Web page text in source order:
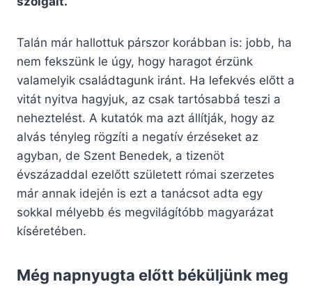
Talán már hallottuk párszor korábban is: jobb, ha
nem fekszünk le úgy, hogy haragot érzünk
valamelyik családtagunk iránt. Ha lefekvés előtt a
vitát nyitva hagyjuk, az csak tartósabbá teszi a
neheztelést. A kutatók ma azt állítják, hogy az
alvás tényleg rögzíti a negatív érzéseket az
agyban, de Szent Benedek, a tizenöt
évszázaddal ezelőtt született római szerzetes
már annak idején is ezt a tanácsot adta egy
sokkal mélyebb és megvilágítóbb magyarázat
kíséretében.
Még napnyugta előtt béküljünk meg